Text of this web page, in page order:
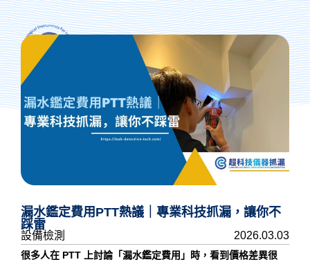
抓漏專人諮詢
漏水鑑定費用PTT熱議｜專業科技抓漏，讓你不
踩雷
設備檢測 2026.03.03
很多人在 PTT 上討論「漏水鑑定費用」時，看到價格差異很